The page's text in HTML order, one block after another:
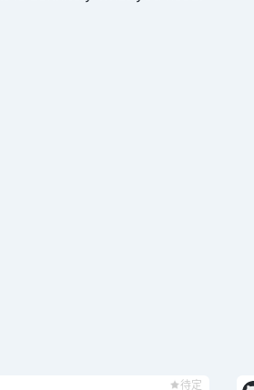
待定